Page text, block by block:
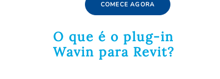
COMECE AGORA
O que é o plug-in
Wavin para Revit?